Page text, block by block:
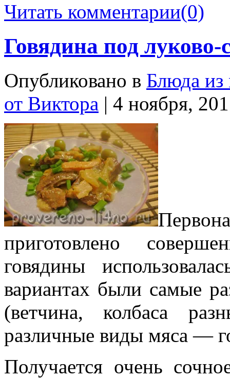
Читать комментарии(0)
Говядина под
Опубликовано в Блюда из
от Виктора | 4 ноября,
приготовлено
говядины
вариантах были самые
(ветчина, колбаса
различные виды мяса —
Получается очень